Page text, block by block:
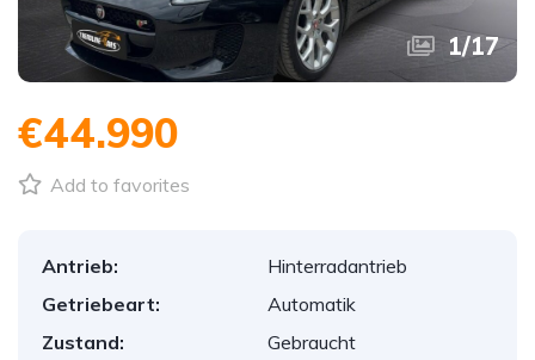
1/17
€44.990
Add to favorites
Antrieb:
Hinterradantrieb
Getriebeart:
Automatik
Zustand:
Gebraucht